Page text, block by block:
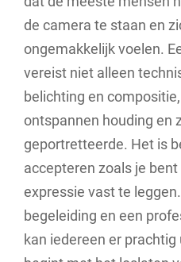
de camera te staan en
ongemakkelijk voelen.
vereist niet alleen
belichting en
ontspannen houding en
geportretteerde. Het is
accepteren zoals je
expressie vast te
begeleiding en een
kan iedereen er prachtig